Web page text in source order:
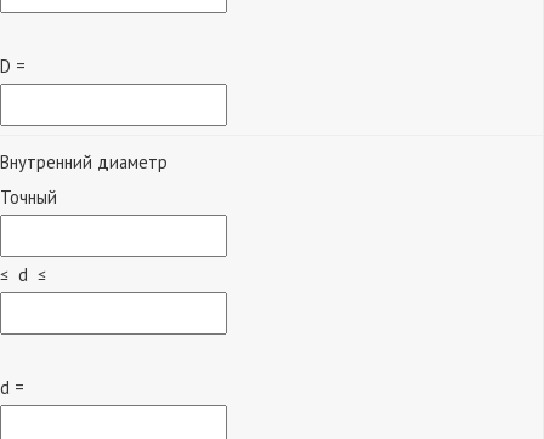
D =
Внутренний диаметр
Точный
≤ d ≤
d =